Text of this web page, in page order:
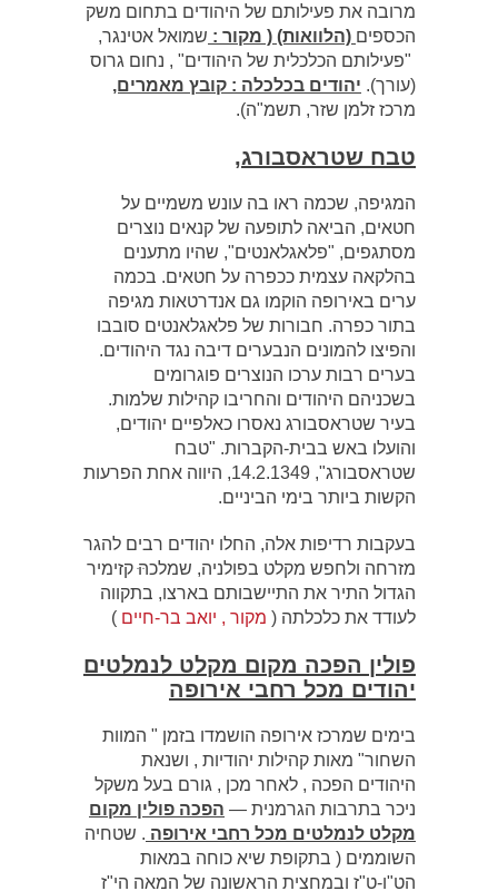
מרובה את פעילותם של היהודים בתחום משק
(הלוואות) ( מקור :שמואל אטינגר,
"פעילותם הכלכלית של היהודים" , נחום גרוס
יהודים בכלכלה : קובץ מאמרים,
מרכז זלמן שזר, תשמ"ה).
טבח שטראסבורג,
המגיפה, שכמה ראו בה עונש משמיים על
חטאים, הביאה לתופעה של קנאים נוצרים
מסתגפים, "פלאגלאנטים", שהיו מתענים
בהלקאה עצמית ככפרה על חטאים. בכמה
ערים באירופה הוקמו גם אנדרטאות מגיפה
בתור כפרה. חבורות של פלאגלאנטים סובבו
והפיצו להמונים הנבערים דיבה נגד היהודים.
בערים רבות ערכו הנוצרים פוגרומים
בשכניהם היהודים והחריבו קהילות שלמות.
בעיר שטראסבורג נאסרו כאלפיים יהודים,
והועלו באש בבית-הקברות. "טבח
שטראסבורג", 14.2.1349, היווה אחת הפרעות
הקשות ביותר בימי הביניים.
בעקבות רדיפות אלה, החלו יהודים רבים להגר
מזרחה ולחפש מקלט בפולניה, שמלכהּּ קזימיר
הגדול התיר את התיישבותם בארצו, בתקווה
לעודד את כלכלתה (מקור , יואב בר-חיים)
פולין הפכה מקום מקלט לנמלטים
יהודים מכל רחבי אירופה
בימים שמרכז אירופה הושמדו בזמן " המוות
השחור" מאות קהילות יהודיות , ושנאת
היהודים הפכה , לאחר מכן , גורם בעל משקל
ניכר בתרבות הגרמנית —הפכה פולין מקום
מקלט לנמלטים מכל רחבי אירופה. שטחיה
השוממים ( בתקופת שיא כוחה במאות
הט"ו-ט"ז ובמחצית הראשונה של המאה הי"ז